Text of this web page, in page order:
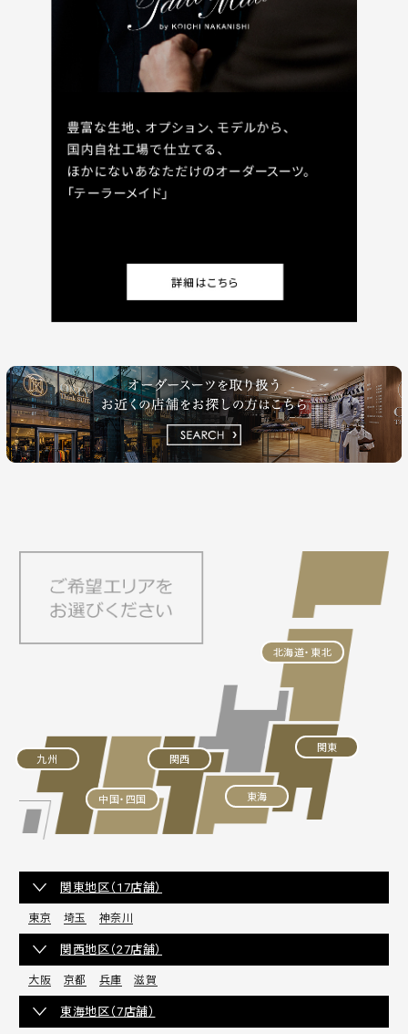
北海道・東北
関東
東海
関西
中国・四国
九州
関東地区（17店舗）
東京 埼玉 神奈川
関西地区（27店舗）
大阪 京都 兵庫 滋賀
東海地区（7店舗）